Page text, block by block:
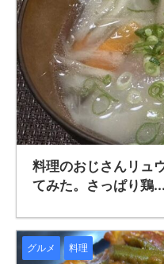
料理のおじさんリュ
てみた。さっぱり鶏...
グルメ 料理